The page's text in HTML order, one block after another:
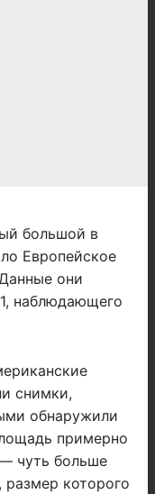
большой в
Европейское
они
наблюдающего
снимки,
обнаружили
примерно
чуть больше
размер которого